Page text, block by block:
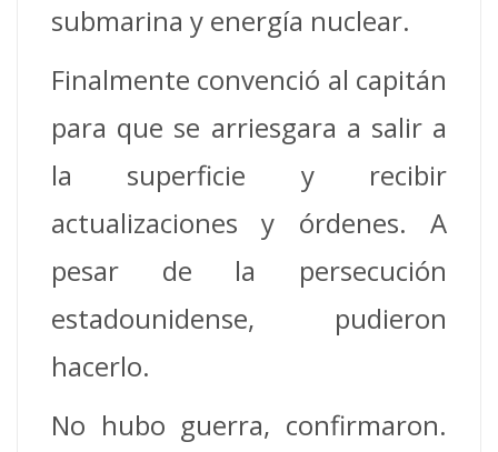
submarina y energía nuclear.
Finalmente convenció al capitán
para que se arriesgara a salir a
la superficie y recibir
actualizaciones y órdenes. A
pesar de la persecución
estadounidense, pudieron
hacerlo.
No hubo guerra, confirmaron.